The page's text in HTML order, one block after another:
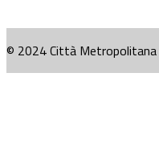
© 2024 Città Metropolitana